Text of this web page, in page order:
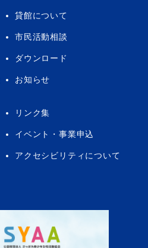
貸館について
市民活動相談
ダウンロード
お知らせ
リンク集
イベント・事業申込
アクセシビリティについて